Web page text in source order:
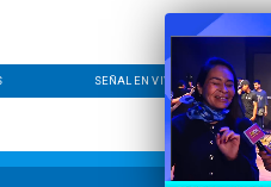
SEÑAL EN VIVO